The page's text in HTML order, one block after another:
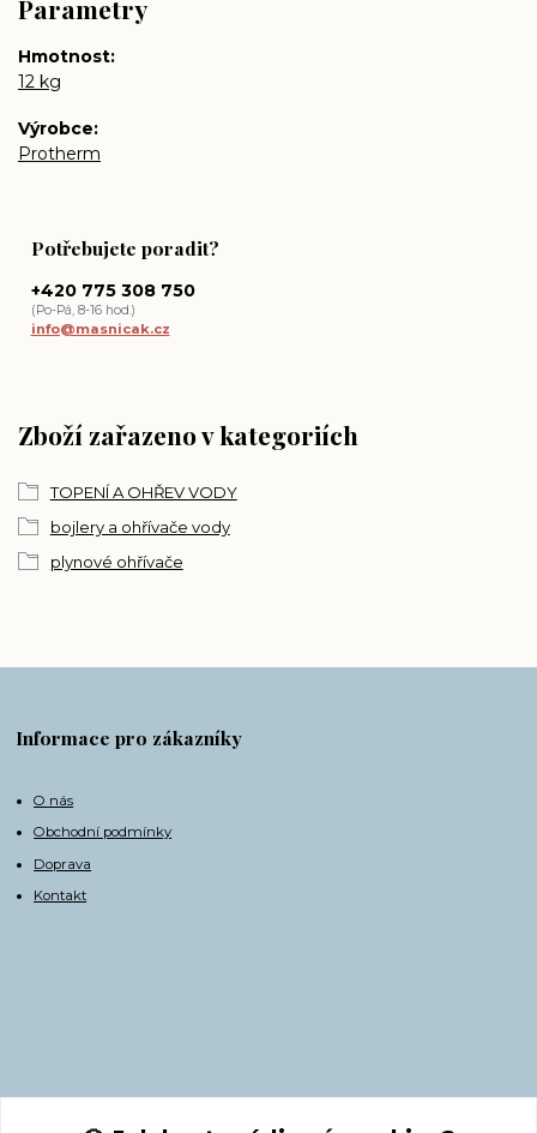
Parametry
Hmotnost
12 kg
Výrobce
Protherm
Zboží zařazeno v kategoriích
TOPENÍ A OHŘEV VODY
bojlery a ohřívače vody
plynové ohřívače
Potřebujete poradit?
+420 775 308 750
(Po-Pá, 8-16 hod.)
info@masnicak.cz
Informace pro zákazníky
O nás
Obchodní podmínky
Doprava
Kontakt
Kontakty